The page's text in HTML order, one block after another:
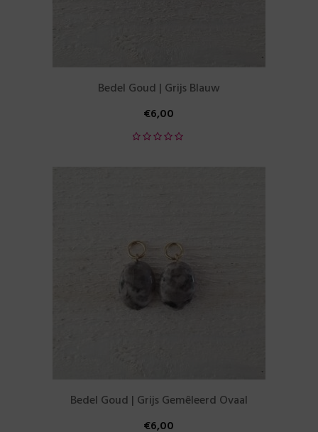
Bedel Goud | Grijs Blauw
€6,00
Bedel Goud | Grijs Gemêleerd Ovaal
€6,00